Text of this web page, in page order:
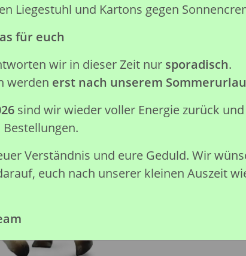
Liegestuhl und Kartons gegen
für euch
wir in dieser Zeit nur sporadisch.
werden erst nach unserem
sind wir wieder voller Energie zurück
Verständnis und eure Geduld. Wir
euch nach unserer kleinen Auszeit